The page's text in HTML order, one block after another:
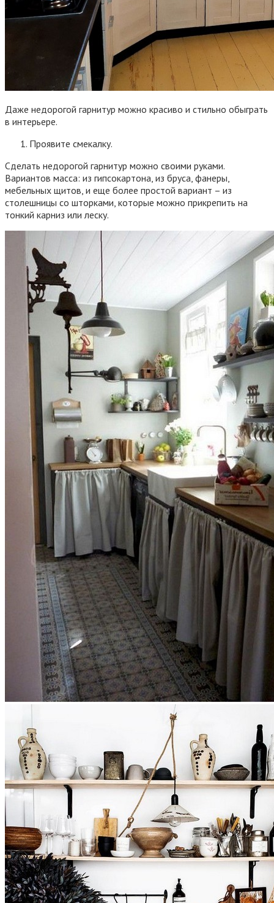
Даже недорогой гарнитур можно красиво и стильно обыграть
в интерьере.
Проявите смекалку.
Сделать недорогой гарнитур можно своими руками.
Вариантов масса: из гипсокартона, из бруса, фанеры,
мебельных щитов, и еще более простой вариант – из
столешницы со шторками, которые можно прикрепить на
тонкий карниз или леску.